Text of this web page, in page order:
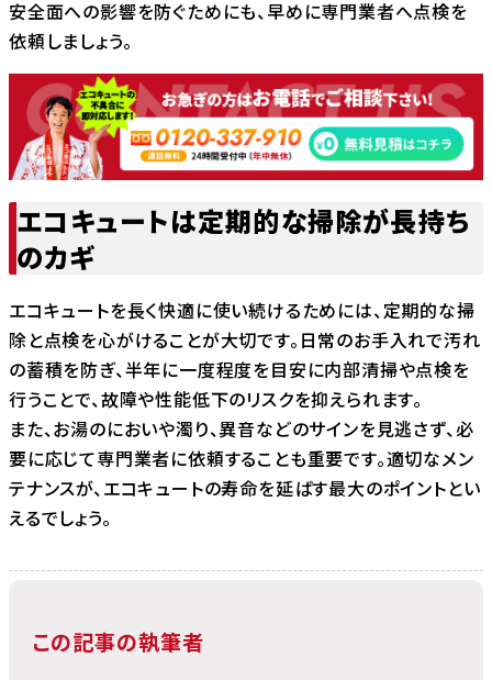
安全面への影響を防ぐためにも、早めに専門業者へ点検を
依頼しましょう。
エコキュートは定期的な掃除が長持ち
のカギ
エコキュートを長く快適に使い続けるためには、定期的な掃
除と点検を心がけることが大切です。日常のお手入れで汚れ
の蓄積を防ぎ、半年に一度程度を目安に内部清掃や点検を
行うことで、故障や性能低下のリスクを抑えられます。
また、お湯のにおいや濁り、異音などのサインを見逃さず、必
要に応じて専門業者に依頼することも重要です。適切なメン
テナンスが、エコキュートの寿命を延ばす最大のポイントとい
えるでしょう。
この記事の執筆者